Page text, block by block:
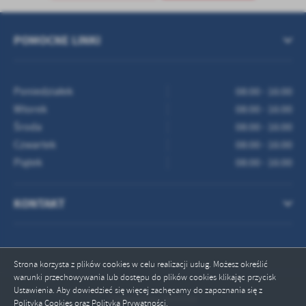
Strona korzysta z plików cookies w celu realizacji usług. Możesz określić
warunki przechowywania lub dostępu do plików cookies klikając przycisk
Ustawienia. Aby dowiedzieć się więcej zachęcamy do zapoznania się z
Polityką Cookies oraz Polityką Prywatności.
treści w postaci wiadomości, ofert, komunikatów mediów
społecznościowych.
POMOCNE LINKI
Poniedziałek
08:00 - 16:00
Wtorek
08:00 - 16:00
Środa
08:00 - 16:00
Czwartek
08:00 - 16:00
Piątek
08:00 - 16:00
KONTAKT
Odwiedzin: 655554